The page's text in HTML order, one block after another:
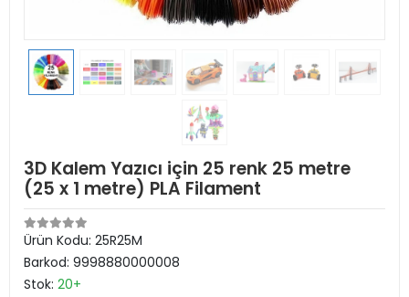
3D Kalem Yazıcı için 25 renk 25 metre
(25 x 1 metre) PLA Filament
Ürün Kodu: 25R25M
Barkod: 9998880000008
Stok: 20+